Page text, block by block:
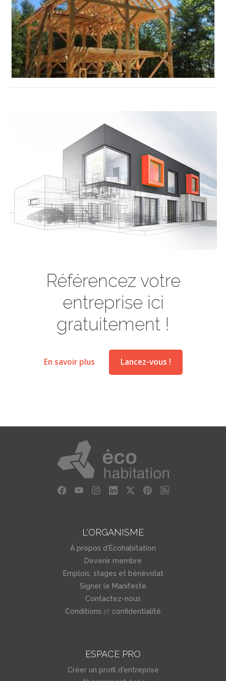
Référencez votre
entreprise ici
gratuitement !
En savoir plus Lancez-vous !
L'ORGANISME
À propos d'Écohabitation
Devenir membre
Emplois, stages et bénévolat
Signer le Manifeste
Contactez-nous
Conditions et confidentialité
ESPACE PRO
Créer un profil d'entreprise